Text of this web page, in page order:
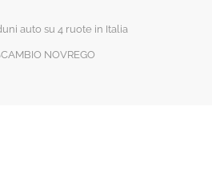
auto su 4 ruote in Italia
NOVREGO